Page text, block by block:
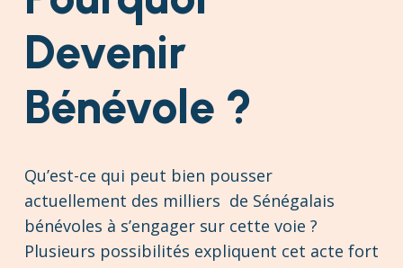
Devenir
Bénévole ?
Qu’est-ce qui peut bien pousser
actuellement des milliers de Sénégalais
bénévoles à s’engager sur cette voie ?
Plusieurs possibilités expliquent cet acte fort